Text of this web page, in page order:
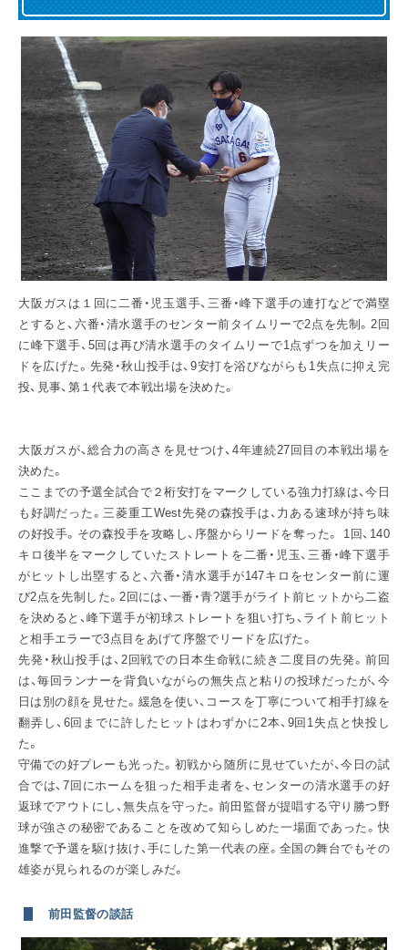
大阪ガスは１回に二番・児玉選手、三番・峰下選手の連打などで満塁
とすると、六番・清水選手のセンター前タイムリーで2点を先制。2回
に峰下選手、5回は再び清水選手のタイムリーで1点ずつを加えリー
ドを広げた。先発・秋山投手は、9安打を浴びながらも1失点に抑え完
投、見事、第１代表で本戦出場を決めた。
大阪ガスが、総合力の高さを見せつけ、4年連続27回目の本戦出場を
決めた。
ここまでの予選全試合で２桁安打をマークしている強力打線は、今日
も好調だった。三菱重工West先発の森投手は、力ある速球が持ち味
の好投手。その森投手を攻略し、序盤からリードを奪った。 1回、140
キロ後半をマークしていたストレートを二番・児玉、三番・峰下選手
がヒットし出塁すると、六番・清水選手が147キロをセンター前に運
び2点を先制した。2回には、一番・青?選手がライト前ヒットから二盗
を決めると、峰下選手が初球ストレートを狙い打ち、ライト前ヒット
と相手エラーで3点目をあげて序盤でリードを広げた。
先発・秋山投手は、2回戦での日本生命戦に続き二度目の先発。前回
は、毎回ランナーを背負いながらの無失点と粘りの投球だったが、今
日は別の顔を見せた。緩急を使い、コースを丁寧について相手打線を
翻弄し、6回までに許したヒットはわずかに2本、9回1失点と快投し
た。
守備での好プレーも光った。初戦から随所に見せていたが、今日の試
合では、7回にホームを狙った相手走者を、センターの清水選手の好
返球でアウトにし、無失点を守った。前田監督が提唱する守り勝つ野
球が強さの秘密であることを改めて知らしめた一場面であった。快
進撃で予選を駆け抜け、手にした第一代表の座。全国の舞台でもその
雄姿が見られるのが楽しみだ。
前田監督の談話